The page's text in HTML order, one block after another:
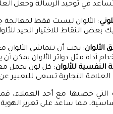
في توحيد الرسالة وجعل
: الألوان ليست فقط لمعالجة
بعض النقاط للاختيار الجيد
الألوان: يجب أن تتماشى
أداة مثل دوائر الألوان يمكن
النفسية للألوان: كل لون يحمل
العلامة التجارية تسعى للتعبير
التي خضتها مع أحد العملاء،
مما ساعد على تعزيز الهوية